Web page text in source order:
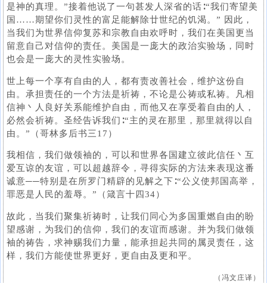
是神的真理。”接着他说了一句甚发人深省的话∶“我们寄望美
国……期望你们灵性的富足能解除廿世纪的饥渴。” 因此，
当我们为世界信仰复苏和宗教自由欢呼时，我们在美国更当
留意自己对信仰的责任。美国是一庞大的政治实验场，同时
也会是一庞大的灵性实验场。
世上每一个享有自由的人，都有责改善社会，维护这份自
由。承担责任的一个方法是祈祷，不论是公祷或私祷。凡相
信神丶人良好关系能维护自由，而他又在享受着自由的人，
必然会祈祷。圣经告诉我们∶“主的灵在那里，那里就得以自
由。”（哥林多后书三17）
我相信，我们做领袖的，可以和世界各国建立彼此信任丶互
爱互谅的友谊，可以超越辞令，寻得实际的方法来表现这番
诚意──特别是在所罗门精辟的见解之下∶“公义使邦国高举，
罪恶是人民的羞辱。”（箴言十四34）
故此，当我们聚集祈祷时，让我们同心为多国重燃自由的盼
望感谢，为我们的信仰，我们的友谊而感谢。并为我们做领
袖的祷告，求神赐我们力量，能承担起共同的属灵责任，这
样，我们方能使世界更好，更自由及更和平。
（冯文庄译）